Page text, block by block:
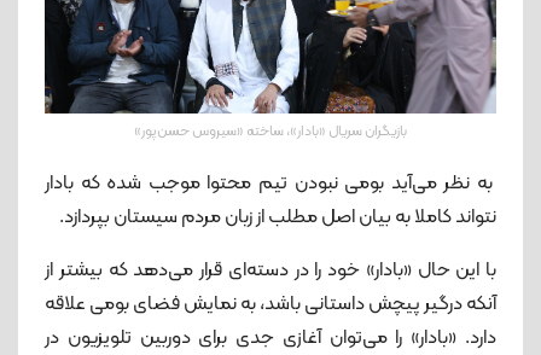
بازیگران سریال «بادار»، ساخته «سیروس حسن‌پور»
به نظر می‌آید بومی نبودن تیم محتوا موجب شده که بادار
نتواند کاملا به بیان اصل مطلب از زبان مردم سیستان بپردازد.
با این حال «بادار» خود را در دسته‌ای قرار می‌دهد که بیشتر از
آنکه درگیر پیچش داستانی باشد، به نمایش فضای بومی علاقه
دارد. «بادار» را می‌توان آغازی جدی برای دوربین تلویزیون در